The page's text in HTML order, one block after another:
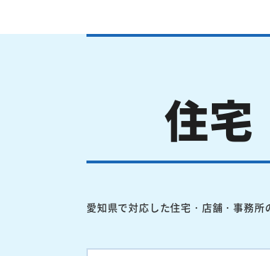
住宅
愛知県で対応した住宅・店舗・事務所